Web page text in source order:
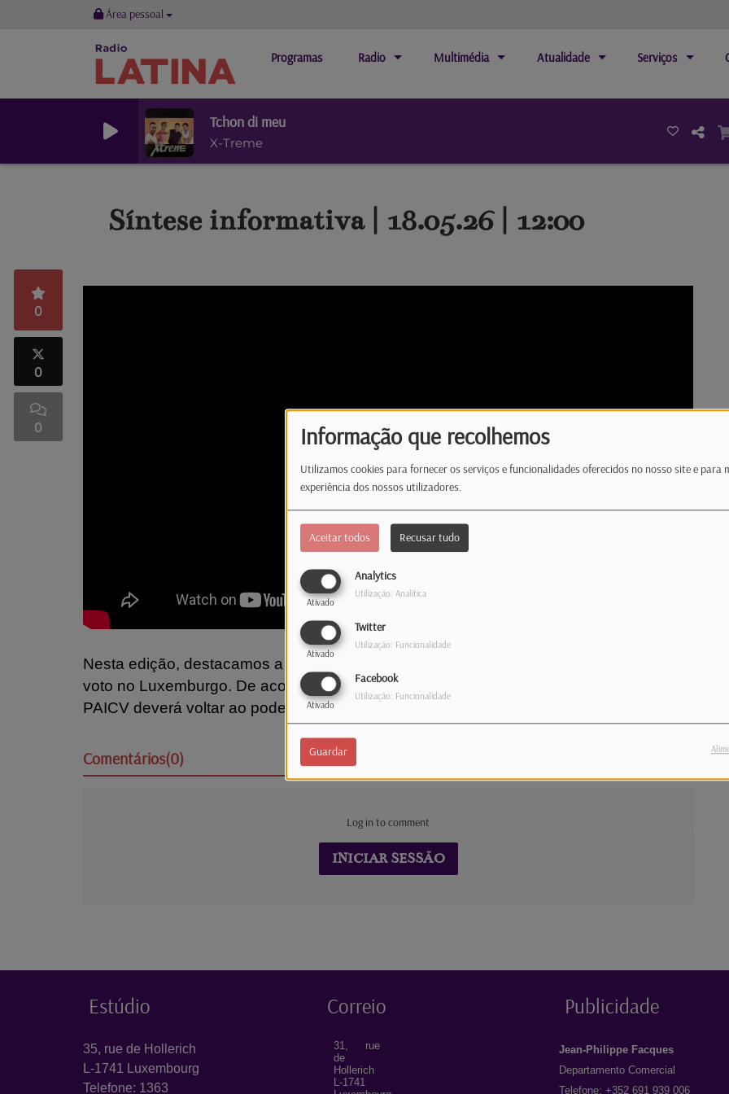
Informação que recolhemos
Utilizamos cookies para fornecer os serviços e funcionalidades oferecidos no nosso site e para
experiência dos nossos utilizadores.
Aceitar todos Recusar tudo
Analytics
Ativado
Utilização: Analítica
Twitter
Ativado
Utilização: Funcionalidade
Facebook
Ativado
Utilização: Funcionalidade
Guardar
Área pessoal
Programas Radio Multimédia Atualidade Serviços
Tchon di meu
X-Treme
Síntese informativa | 18.05.26 | 12:00
0
0
0
Nesta edição, destacamos a vitória do PAICV em Cabo Verde e também nas mesas de
voto no Luxemburgo. De acordo com os resultados das legislativas de domingo, o
PAICV deverá voltar ao poder, por troca com o MpD.
Comentários(0)
Log in to comment
INICIAR SESSÃO
Estúdio
35, rue de Hollerich
L-1741 Luxembourg
Telefone: 1363
Correio
31, rue
de
Hollerich
L-1741
Publicidade
Jean-Philippe Facques
Departamento Comercial
Telefone: +352 691 939 006